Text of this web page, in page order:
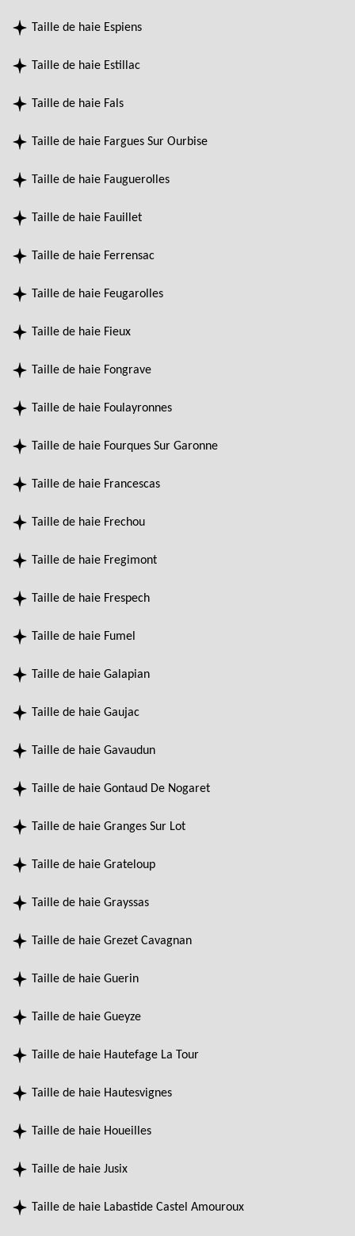
Taille de haie Espiens
Taille de haie Estillac
Taille de haie Fals
Taille de haie Fargues Sur Ourbise
Taille de haie Fauguerolles
Taille de haie Fauillet
Taille de haie Ferrensac
Taille de haie Feugarolles
Taille de haie Fieux
Taille de haie Fongrave
Taille de haie Foulayronnes
Taille de haie Fourques Sur Garonne
Taille de haie Francescas
Taille de haie Frechou
Taille de haie Fregimont
Taille de haie Frespech
Taille de haie Fumel
Taille de haie Galapian
Taille de haie Gaujac
Taille de haie Gavaudun
Taille de haie Gontaud De Nogaret
Taille de haie Granges Sur Lot
Taille de haie Grateloup
Taille de haie Grayssas
Taille de haie Grezet Cavagnan
Taille de haie Guerin
Taille de haie Gueyze
Taille de haie Hautefage La Tour
Taille de haie Hautesvignes
Taille de haie Houeilles
Taille de haie Jusix
Taille de haie Labastide Castel Amouroux